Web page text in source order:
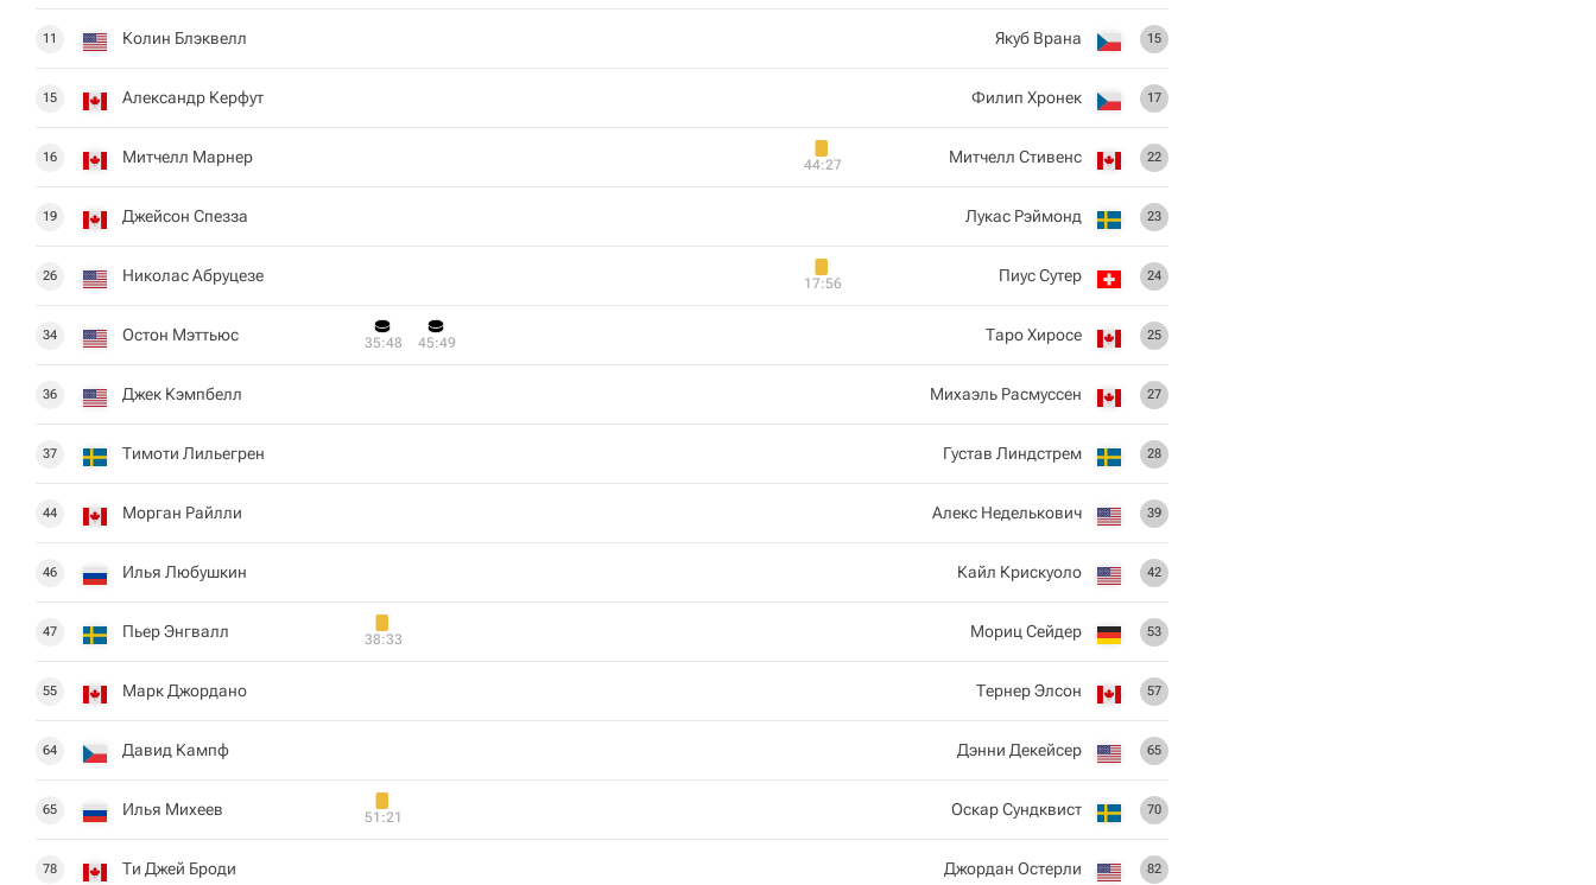
11 Колин Блэквелл
15 Александр Керфут
16 Митчелл Марнер
19 Джейсон Спезза
26 Николас Абруцезе
34 Остон Мэттьюс 35:48 45:49
36 Джек Кэмпбелл
37 Тимоти Лильегрен
44 Морган Райлли
46 Илья Любушкин
47 Пьер Энгвалл 38:33
55 Марк Джордано
64 Давид Кампф
65 Илья Михеев 51:21
78 Ти Джей Броди
15
Якуб Врана
17
Филип Хронек
22
Митчелл Стивенс
44:27
23
Лукас Рэймонд
24
Пиус Сутер
17:56
25
Таро Хиросе
27
Михаэль Расмуссен
28
Густав Линдстрем
39
Алекс Неделькович
42
Кайл Крискуоло
53
Мориц Сейдер
57
Тернер Элсон
65
Дэнни Декейсер
70
Оскар Сундквист
82
Джордан Остерли